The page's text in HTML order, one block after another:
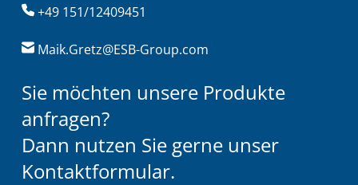
+49 151/12409451
Maik.Gretz@ESB-Group.com
Sie möchten unsere Produkte
anfragen?
Dann nutzen Sie gerne unser
Kontaktformular.